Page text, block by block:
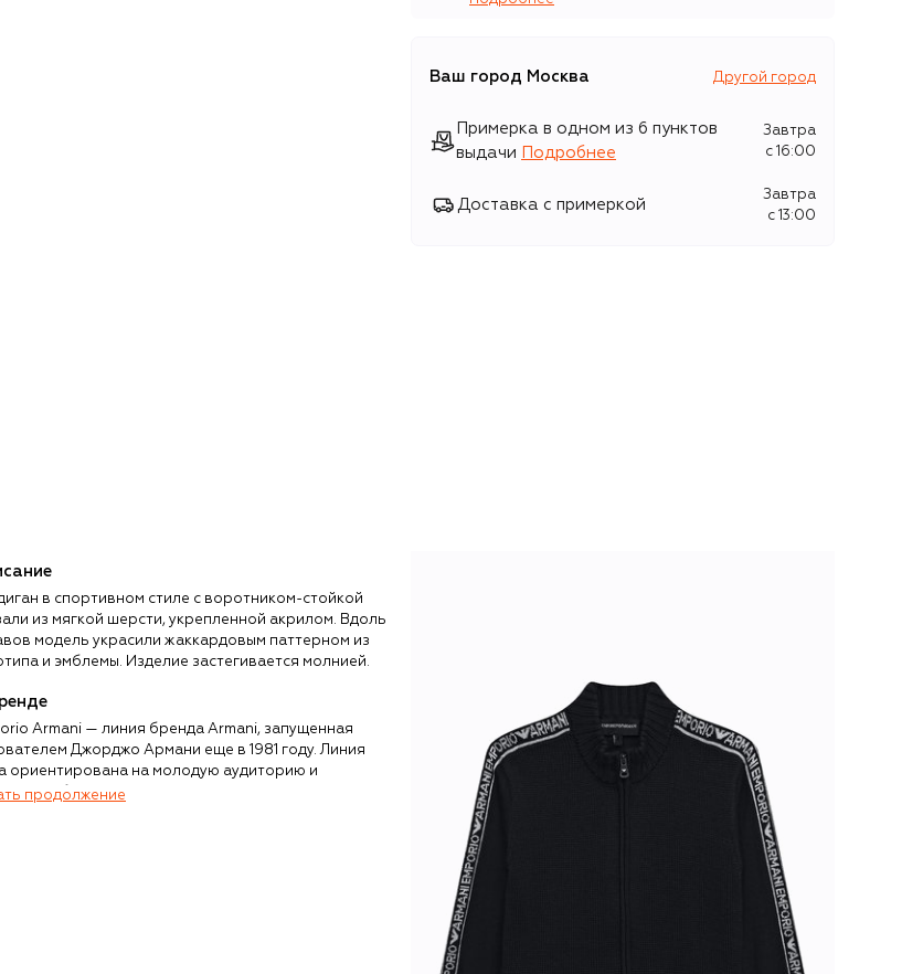
Ваш город Москва Другой город
Примерка в одном из 6 пунктов
выдачи
Подробнее
Завтра
c 16:00
Доставка с примеркой
Завтра
c 13:00
в спортивном стиле с воротником-стойкой
из мягкой шерсти, укрепленной акрилом. Вдоль
модель украсили жаккардовым паттерном из
и эмблемы. Изделие застегивается молнией.
Armani — линия бренда Armani, запущенная
Джорджо Армани еще в 1981 году. Линия
ориентирована на молодую аудиторию и
более доступные интерпретации
продолжение